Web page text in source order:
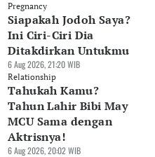
Pregnancy
Siapakah Jodoh Saya?
Ini Ciri-Ciri Dia
Ditakdirkan Untukmu
6 Aug 2026, 21:20 WIB
Relationship
Tahukah Kamu?
Tahun Lahir Bibi May
MCU Sama dengan
Aktrisnya!
6 Aug 2026, 20:02 WIB